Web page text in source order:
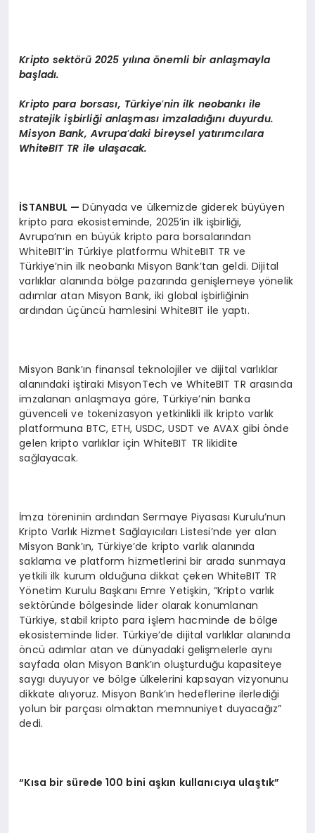
Kripto sektörü 2025 yılınaönemli bir anlaşmayla
başladı.
Kripto para borsası, Türkiye’nin ilk neobankı ile
stratejik işbirliği anlaşması imzaladığını duyurdu.
Misyon Bank, Avrupa’daki bireysel yatırımcılara
WhiteBIT TR ile ulaşacak.
İSTANBUL —Dünyada ve ülkemizde giderek büyüyen
kripto para ekosisteminde, 2025’in ilk işbirliği,
Avrupa’nın en büyük kripto para borsalarından
WhiteBIT’in Türkiye platformu WhiteBIT TR ve
Türkiye’nin ilk neobankı Misyon Bank’tan geldi. Dijital
varlıklar alanında bölge pazarında genişlemeye yönelik
adımlar atan Misyon Bank, iki global işbirliğinin
ardından üçüncü hamlesini WhiteBIT ile yaptı.
Misyon Bank’ın finansal teknolojiler ve dijital varlıklar
alanındaki iştiraki MisyonTech ve WhiteBIT TR arasında
imzalanan anlaşmaya göre, Türkiye’nin banka
güvenceli ve tokenizasyon yetkinlikli ilk kripto varlık
platformuna BTC, ETH, USDC, USDT ve AVAX gibi önde
gelen kripto varlıklar için WhiteBIT TR likidite
sağlayacak.
İmza töreninin ardından Sermaye Piyasası Kurulu’nun
Kripto Varlık Hizmet Sağlayıcıları Listesi’nde yer alan
Misyon Bank’ın, Türkiye’de kripto varlık alanında
saklama ve platform hizmetlerini bir arada sunmaya
yetkili ilk kurum olduğuna dikkat çeken WhiteBIT TR
Yönetim Kurulu Başkanı Emre Yetişkin, “Kripto varlık
sektöründe bölgesinde lider olarak konumlanan
Türkiye, stabil kripto para işlem hacminde de bölge
ekosisteminde lider. Türkiye’de dijital varlıklar alanında
öncü adımlar atan ve dünyadaki gelişmelerle aynı
sayfada olan Misyon Bank’ın oluşturduğu kapasiteye
saygı duyuyor ve bölge ülkelerini kapsayan vizyonunu
dikkate alıyoruz. Misyon Bank’ın hedeflerine ilerlediği
yolun bir parçası olmaktan memnuniyet duyacağız”
dedi.
“Kısa bir sürede 100 bini aşkın kullanıcıya ulaştık”